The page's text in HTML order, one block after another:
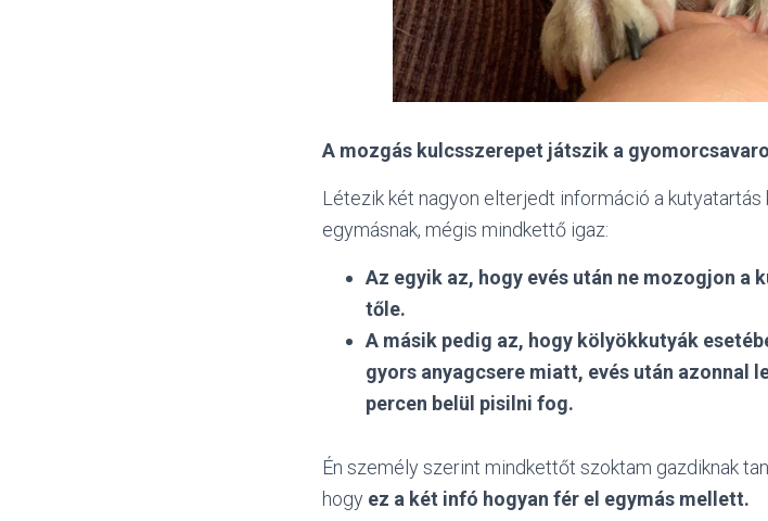
A mozgás kulcsszerepet játszik a
Létezik két nagyon elterjedt információ a
egymásnak, mégis mindkettő igaz:
Az egyik az, hogy evés után ne mozogjon a
tőle.
A másik pedig az, hogy kölyökkutyák
gyors anyagcsere miatt, evés után azonnal
percen belül pisilni fog.
Én személy szerint mindkettőt szoktam gazdiknak
hogy ez a két infó hogyan fér el egymás mellett.